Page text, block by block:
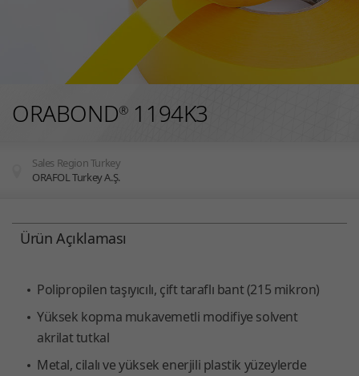
ORABOND®1194K3
You are here:
Sales Region Turkey
ORAFOL Turkey A.Ş.
Ürün Açıklaması
Polipropilen taşıyıcılı, çift taraflı bant (215 mikron)
Yüksek kopma mukavemetli modifiye solvent
akrilat tutkal
Metal, cilalı ve yüksek enerjili plastik yüzeylerde